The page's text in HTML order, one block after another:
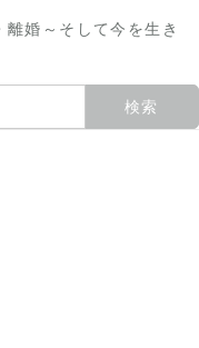
婚～そして今を生き